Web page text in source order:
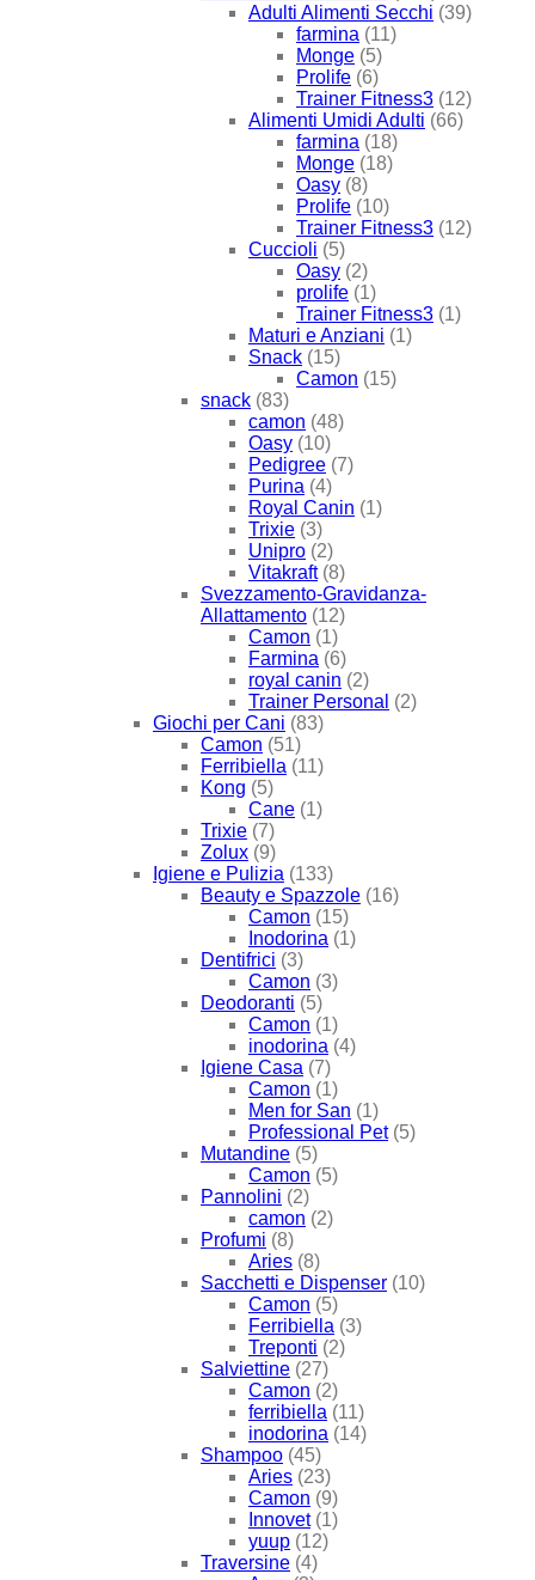
Adulti Alimenti Secchi (39)
farmina (11)
Monge (5)
Prolife (6)
Trainer Fitness3 (12)
Alimenti Umidi Adulti (66)
farmina (18)
Monge (18)
Oasy (8)
Prolife (10)
Trainer Fitness3 (12)
Cuccioli (5)
Oasy (2)
prolife (1)
Trainer Fitness3 (1)
Maturi e Anziani (1)
Snack (15)
Camon (15)
snack (83)
camon (48)
Oasy (10)
Pedigree (7)
Purina (4)
Royal Canin (1)
Trixie (3)
Unipro (2)
Vitakraft (8)
Svezzamento-Gravidanza-
Allattamento (12)
Camon (1)
Farmina (6)
royal canin (2)
Trainer Personal (2)
Giochi per Cani (83)
Camon (51)
Ferribiella (11)
Kong (5)
Cane (1)
Trixie (7)
Zolux (9)
Igiene e Pulizia (133)
Beauty e Spazzole (16)
Camon (15)
Inodorina (1)
Dentifrici (3)
Camon (3)
Deodoranti (5)
Camon (1)
inodorina (4)
Igiene Casa (7)
Camon (1)
Men for San (1)
Professional Pet (5)
Mutandine (5)
Camon (5)
Pannolini (2)
camon (2)
Profumi (8)
Aries (8)
Sacchetti e Dispenser (10)
Camon (5)
Ferribiella (3)
Treponti (2)
Salviettine (27)
Camon (2)
ferribiella (11)
inodorina (14)
Shampoo (45)
Aries (23)
Camon (9)
Innovet (1)
yuup (12)
Traversine (4)